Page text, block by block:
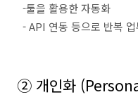
-툴을 활용한 자동화
- API 연동 등으로 반복
② 개인화